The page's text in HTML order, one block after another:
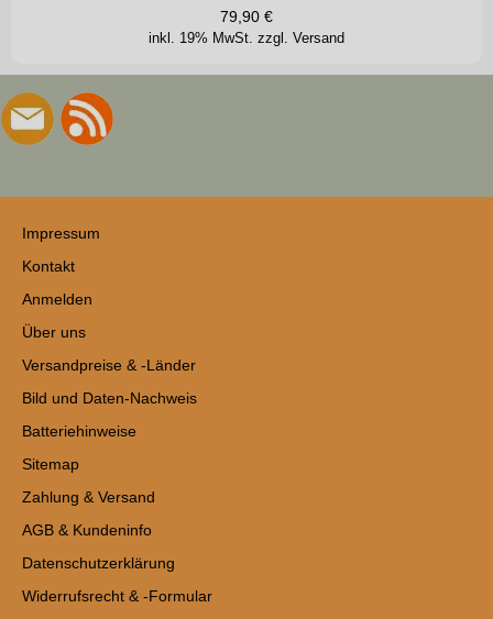
inkl. 19% MwSt. zzgl. Versand
79,90 €
Impressum
Kontakt
Anmelden
Über uns
Versandpreise & -Länder
Bild und Daten-Nachweis
Batteriehinweise
Sitemap
Zahlung & Versand
AGB & Kundeninfo
Datenschutzerklärung
Widerrufsrecht & -Formular